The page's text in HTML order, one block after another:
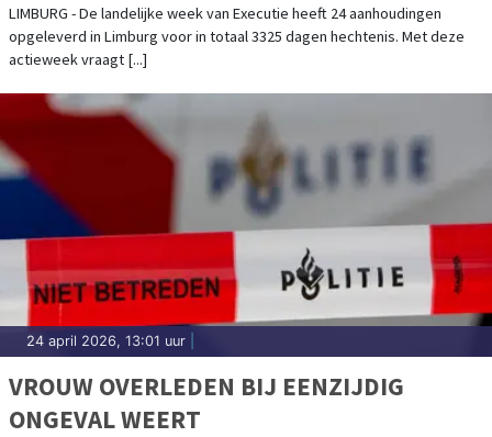
LIMBURG - De landelijke week van Executie heeft 24 aanhoudingen
opgeleverd in Limburg voor in totaal 3325 dagen hechtenis. Met deze
actieweek vraagt [...]
24 april 2026, 13:01 uur
VROUW OVERLEDEN BIJ EENZIJDIG
ONGEVAL WEERT